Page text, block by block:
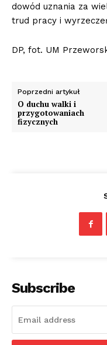
dowód uznania za
trud pracy i
DP, fot. UM
Poprzedni artykuł
O duchu walki i
przygotowaniach
fizycznych
Subscribe